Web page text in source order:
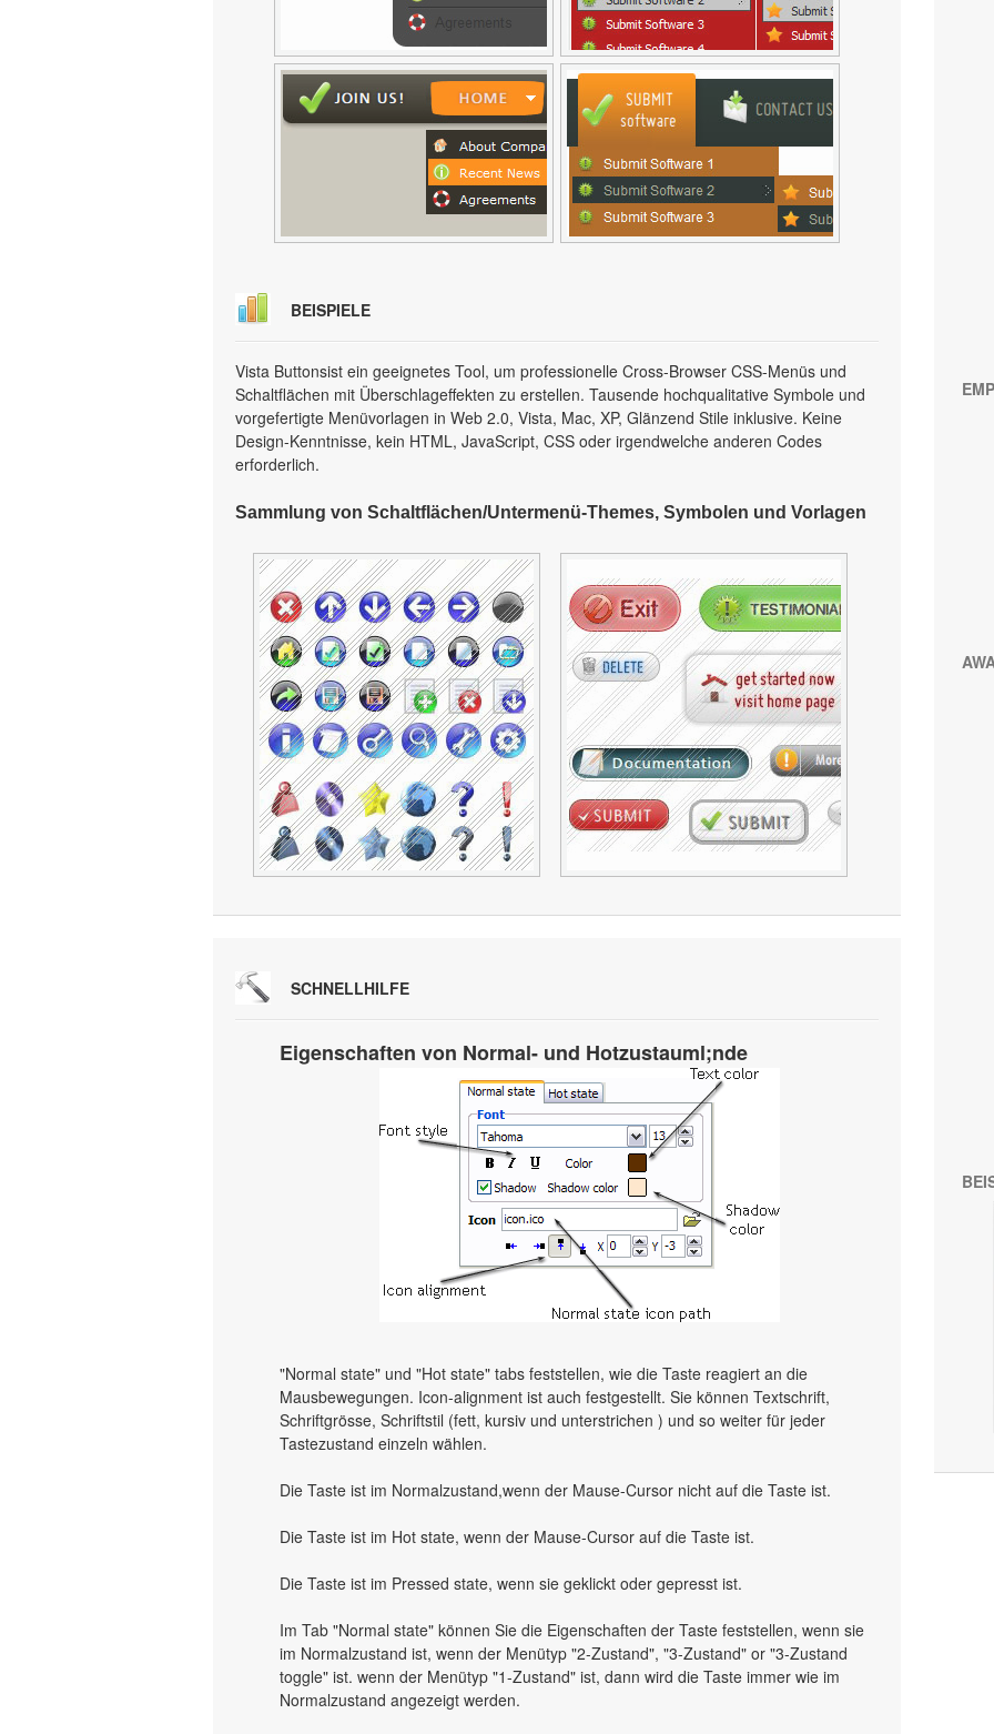
BEISPIELE
Vista Buttonsist ein geeignetes Tool, um professionelle Cross-Browser CSS-Menüs und
Schaltflächen mit Überschlageffekten zu erstellen. Tausende hochqualitative Symbole und
vorgefertigte Menüvorlagen in Web 2.0, Vista, Mac, XP, Glänzend Stile inklusive. Keine
Design-Kenntnisse, kein HTML, JavaScript, CSS oder irgendwelche anderen Codes
erforderlich.
Sammlung von Schaltflächen/Untermenü-Themes, Symbolen und Vorlagen
SCHNELLHILFE
Eigenschaften von Normal- und Hotzustauml;nde
"Normal state" und "Hot state" tabs feststellen, wie die Taste reagiert an die
Mausbewegungen. Icon-alignment ist auch festgestellt. Sie können Textschrift,
Schriftgrösse, Schriftstil (fett, kursiv und unterstrichen ) und so weiter für jeder
Tastezustand einzeln wählen.
Die Taste ist im Normalzustand,wenn der Mause-Cursor nicht auf die Taste ist.
Die Taste ist im Hot state, wenn der Mause-Cursor auf die Taste ist.
Die Taste ist im Pressed state, wenn sie geklickt oder gepresst ist.
Im Tab "Normal state" können Sie die Eigenschaften der Taste feststellen, wenn sie
im Normalzustand ist, wenn der Menütyp "2-Zustand", "3-Zustand" or "3-Zustand
toggle" ist. wenn der Menütyp "1-Zustand" ist, dann wird die Taste immer wie im
Normalzustand angezeigt werden.